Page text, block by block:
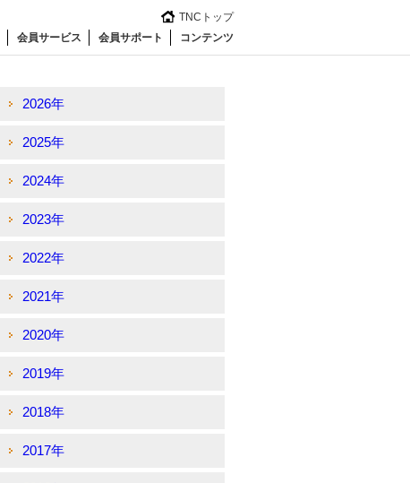
TNCトップ
会員サービス 会員サポート コンテンツ
2026年
2025年
2024年
2023年
2022年
2021年
2020年
2019年
2018年
2017年